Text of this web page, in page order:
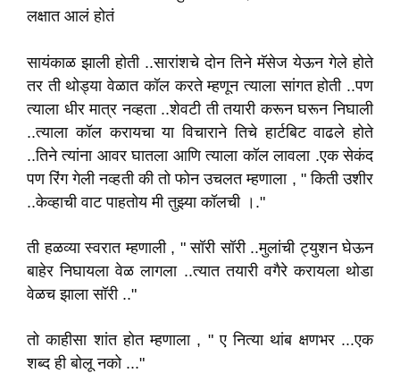
लक्षात आलं होतं
सायंकाळ झाली होती ..सारांशचे दोन तिने मॅसेज येऊन गेले होते
तर ती थोड्या वेळात कॉल करते म्हणून त्याला सांगत होती ..पण
त्याला धीर मात्र नव्हता ..शेवटी ती तयारी करून घरून निघाली
..त्याला कॉल करायचा या विचाराने तिचे हार्टबिट वाढले होते
..तिने त्यांना आवर घातला आणि त्याला कॉल लावला .एक सेकंद
पण रिंग गेली नव्हती की तो फोन उचलत म्हणाला , " किती उशीर
..केव्हाची वाट पाहतोय मी तुझ्या कॉलची ।."
ती हळव्या स्वरात म्हणाली , " सॉरी सॉरी ..मुलांची ट्युशन घेऊन
बाहेर निघायला वेळ लागला ..त्यात तयारी वगैरे करायला थोडा
वेळच झाला सॉरी .."
तो काहीसा शांत होत म्हणाला , " ए नित्या थांब क्षणभर ...एक
शब्द ही बोलू नको ..."